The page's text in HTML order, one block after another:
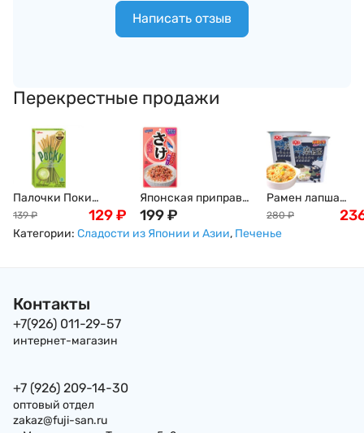
Написать отзыв
Перекрестные продажи
Палочки Поки
Матча-Латте Pocky
Glico, 33 г, Таиланд
139 ₽ 129₽
Японская приправа
для риса Hagoromo
с лососем, Япония
199₽
Рамен лапша
Наруто со вкусом
тушенной
280 ₽
Категории: Сладости из Японии и Азии, Печенье
Контакты
+7(926) 011-29-57
интернет-магазин
+7 (926) 209-14-30
оптовый отдел
zakaz@fuji-san.ru